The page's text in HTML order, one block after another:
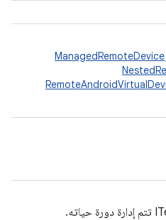
ManagedRemoteDevice